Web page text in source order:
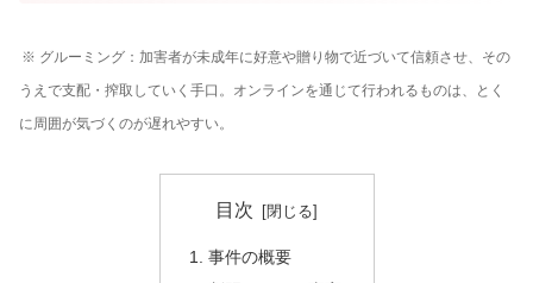
※ グルーミング：加害者が未成年に好意や贈り物で近づいて信頼させ、その
うえで支配・搾取していく手口。オンラインを通じて行われるものは、とく
に周囲が気づくのが遅れやすい。
目次
事件の概要